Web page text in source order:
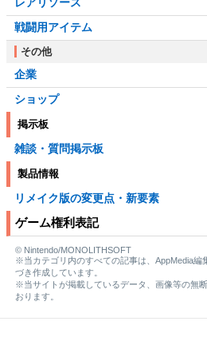
戦闘用アイテム
その他
企業
ショップ
掲示板
雑談・質問掲示板
製品情報
リメイク版の変更点・新要素
ゲーム権利表記
© Nintendo/MONOLITHSOFT
※当カテゴリ内のすべての記事は、AppMedia編
づき作成しています。
※当サイトが掲載しているデータ、画像等の無
おります。